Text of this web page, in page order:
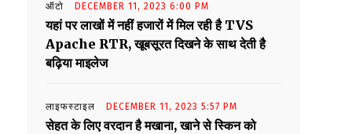
ऑटो DECEMBER 11, 2023 6:00 PM
यहां पर लाखों में नहीं हजारों में मिल रही है TVS
Apache RTR, खूबसूरत दिखने के साथ देती है
बढ़िया माइलेज
लाइफस्टाइल DECEMBER 11, 2023 5:57 PM
सेहत के लिए वरदान है मखाना, खाने से स्किन को